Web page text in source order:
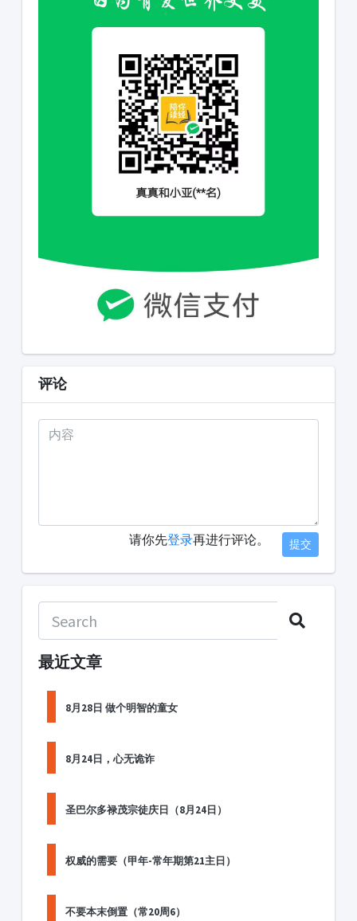
评论
请你先登录再进行评论。 提交
最近文章
8月28日 做个明智的童女
8月24日，心无诡诈
圣巴尔多禄茂宗徒庆日（8月24日）
权威的需要（甲年-常年期第21主日）
不要本末倒置（常20周6）